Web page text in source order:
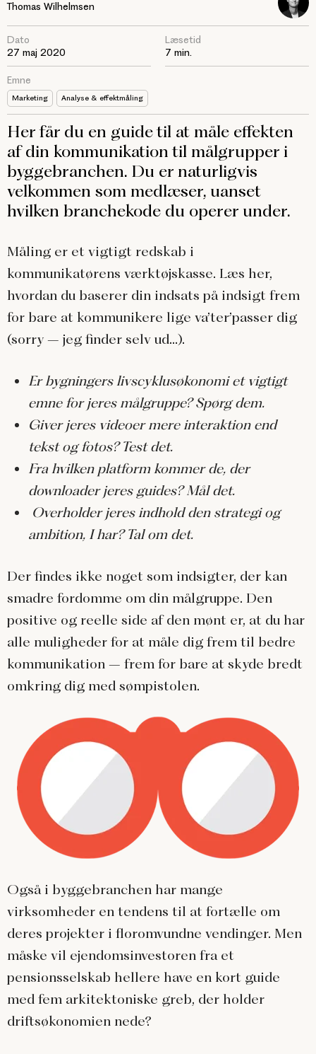
Thomas Wilhelmsen
Dato
27 maj 2020
Emne
Marketing Analyse & effektmåling
Læsetid
7 min.
Her får du en guide til at måle effekten
af din kommunikation til målgrupper i
byggebranchen. Du er naturligvis
velkommen som medlæser, uanset
hvilken branchekode du operer under.
Måling er et vigtigt redskab i
kommunikatørens værktøjskasse. Læs her,
hvordan du baserer din indsats på indsigt frem
for bare at kommunikere lige va’ter’passer dig
(sorry – jeg finder selv ud…).
Er bygningers livscyklusøkonomi et vigtigt
emne for jeres målgruppe? Spørg dem.
Giver jeres videoer mere interaktion end
tekst og fotos? Test det.
Fra hvilken platform kommer de, der
downloader jeres guides? Mål det.
Overholder jeres indhold den strategi og
ambition, I har? Tal om det.
Der findes ikke noget som indsigter, der kan
smadre fordomme om din målgruppe. Den
positive og reelle side af den mønt er, at du har
alle muligheder for at måle dig frem til bedre
kommunikation – frem for bare at skyde bredt
omkring dig med sømpistolen.
Også i byggebranchen har mange
virksomheder en tendens til at fortælle om
deres projekter i floromvundne vendinger. Men
måske vil ejendomsinvestoren fra et
pensionsselskab hellere have en kort guide
med fem arkitektoniske greb, der holder
driftsøkonomien nede?